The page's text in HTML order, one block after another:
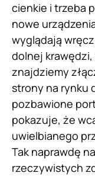
cienkie i trzeba
nowe
wyglądają
dolnej krawędzi,
znajdziemy
strony na rynku
pozbawione
pokazuje, że
uwielbianego
Tak naprawdę
rzeczywistych